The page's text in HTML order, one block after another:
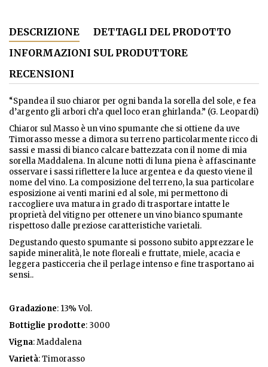
DESCRIZIONE
DETTAGLI DEL PRODOTTO
INFORMAZIONI SUL PRODUTTORE
RECENSIONI
“Spandea il suo chiaror per ogni banda la sorella del sole, e fea
d’argento gli arbori ch’a quel loco eran ghirlanda.” (G. Leopardi)
Chiaror sul Masso è un vino spumante che si ottiene da uve
Timorasso messe a dimora su terreno particolarmente ricco di
sassi e massi di bianco calcare battezzata con il nome di mia
sorella Maddalena. In alcune notti di luna piena è affascinante
osservare i sassi riflettere la luce argentea e da questo viene il
nome del vino. La composizione del terreno, la sua particolare
esposizione ai venti marini ed al sole, mi permettono di
raccogliere uva matura in grado di trasportare intatte le
proprietà del vitigno per ottenere un vino bianco spumante
rispettoso dalle preziose caratteristiche varietali.
Degustando questo spumante si possono subito apprezzare le
sapide mineralità, le note floreali e fruttate, miele, acacia e
leggera pasticceria che il perlage intenso e fine trasportano ai
sensi..
Gradazione: 13% Vol.
Bottiglie prodotte: 3000
Vigna: Maddalena
Varietà: Timorasso